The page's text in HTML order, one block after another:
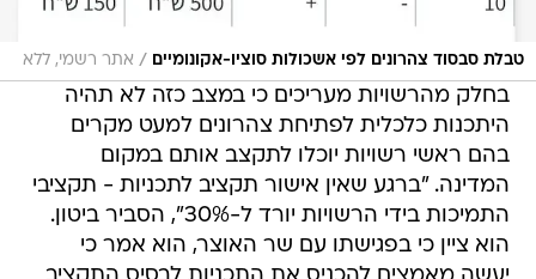
טבלת סבסוד צהרונים לפי אשכולות סוציו-אקונומיים / אתר רשמי, ללא
בחלק מהרשויות מעריכים כי במצב כזה לא תהיה
היתכנות כלכלית לפתיחת צהרונים למעט מקרים
בהם ראשי רשויות יוכלו לתקצב אותם במקום
המדינה. "ברגע שאין אישור תקציב לתכניות - תקציבי
התמיכות בידי הרשויות יורד ל-30%", הסביר ביטון.
הוא ציין כי בפגישתו עם שר האוצר, הוא אמר כי